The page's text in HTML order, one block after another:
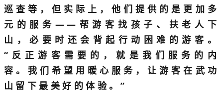
巡查等，但实际上，他们提供的是更加多
元的服务——帮游客找孩子、扶老人下
山，必要时还会背起行动困难的游客。
“反正游客需要的，就是我们服务的内
容。我们希望用暖心服务，让游客在武功
山留下最美好的体验。”